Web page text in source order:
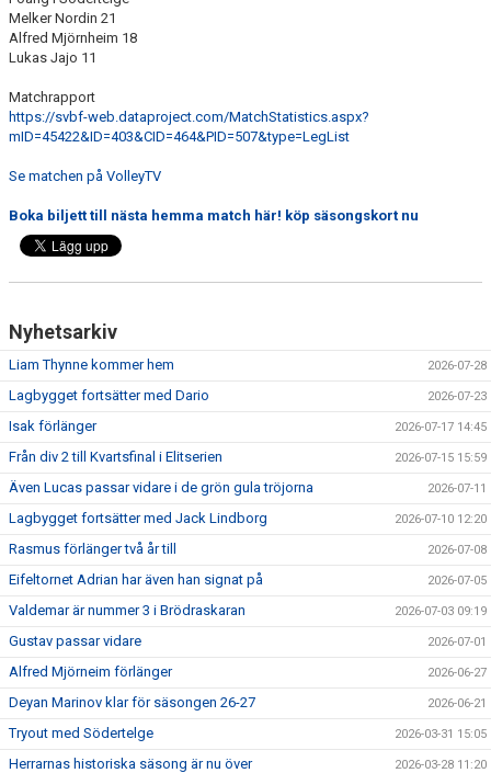
Melker Nordin 21
Alfred Mjörnheim 18
Lukas Jajo 11
Matchrapport
https://svbf-web.dataproject.com/MatchStatistics.aspx?
mID=45422&ID=403&CID=464&PID=507&type=LegList
Se matchen på VolleyTV
Boka biljett till nästa hemma match här! köp säsongskort nu
Nyhetsarkiv
Liam Thynne kommer hem 2026-07-28
Lagbygget fortsätter med Dario 2026-07-23
Isak förlänger 2026-07-17 14:45
Från div 2 till Kvartsfinal i Elitserien 2026-07-15 15:59
Även Lucas passar vidare i de grön gula tröjorna 2026-07-11
Lagbygget fortsätter med Jack Lindborg 2026-07-10 12:20
Rasmus förlänger två år till 2026-07-08
Eifeltornet Adrian har även han signat på 2026-07-05
Valdemar är nummer 3 i Brödraskaran 2026-07-03 09:19
Gustav passar vidare 2026-07-01
Alfred Mjörneim förlänger 2026-06-27
Deyan Marinov klar för säsongen 26-27 2026-06-21
Tryout med Södertelge 2026-03-31 15:05
Herrarnas historiska säsong är nu över 2026-03-28 11:20